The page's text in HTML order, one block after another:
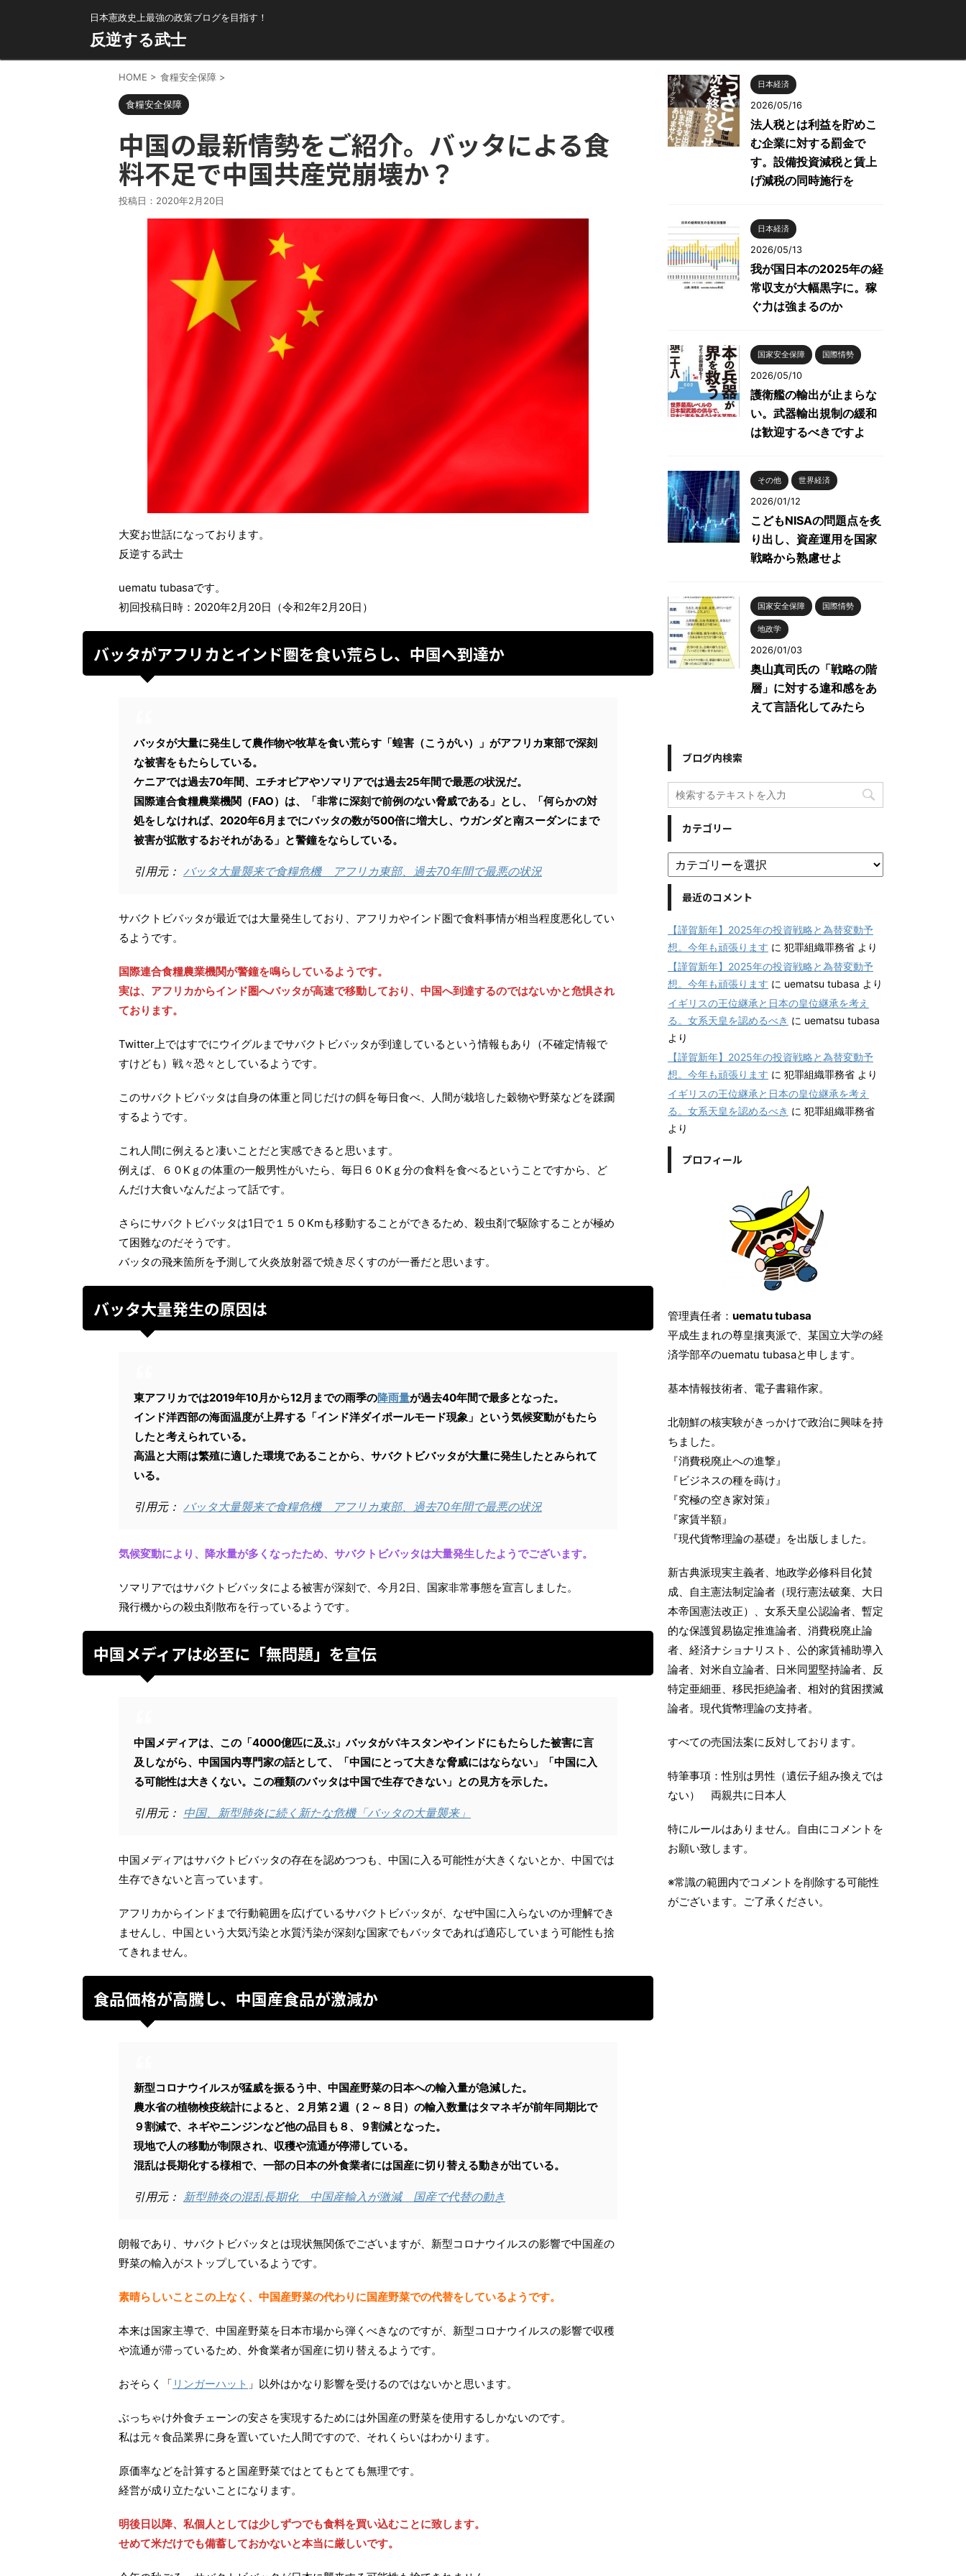
日本憲政史上最強の政策ブログを目指す！
反逆する武士
HOME > 食糧安全保障 >
食糧安全保障
中国の最新情勢をご紹介。バッタによる食
料不足で中国共産党崩壊か？
投稿日： 2020年2月20日
大変お世話になっております。
反逆する武士
uematu tubasaです。
初回投稿日時：2020年2月20日（令和2年2月20日）
バッタがアフリカとインド圏を食い荒らし、中国へ到達か
バッタが大量に発生して農作物や牧草を食い荒らす「蝗害（こうがい）」がアフリカ東部で深刻
な被害をもたらしている。
ケニアでは過去70年間、エチオピアやソマリアでは過去25年間で最悪の状況だ。
国際連合食糧農業機関（FAO）は、「非常に深刻で前例のない脅威である」とし、「何らかの対
処をしなければ、2020年6月までにバッタの数が500倍に増大し、ウガンダと南スーダンにまで
被害が拡散するおそれがある」と警鐘をならしている。
引用元： バッタ大量襲来で食糧危機 アフリカ東部、過去70年間で最悪の状況
サバクトビバッタが最近では大量発生しており、アフリカやインド圏で食料事情が相当程度悪化してい
るようです。
国際連合食糧農業機関が警鐘を鳴らしているようです。
実は、アフリカからインド圏へバッタが高速で移動しており、中国へ到達するのではないかと危惧され
ております。
Twitter上ではすでにウイグルまでサバクトビバッタが到達しているという情報もあり（不確定情報で
すけども）戦々恐々としているようです。
このサバクトビバッタは自身の体重と同じだけの餌を毎日食べ、人間が栽培した穀物や野菜などを蹂躙
するようです。
これ人間に例えると凄いことだと実感できると思います。
例えば、６０Kｇの体重の一般男性がいたら、毎日６０Kｇ分の食料を食べるということですから、ど
んだけ大食いなんだよって話です。
さらにサバクトビバッタは1日で１５０Kmも移動することができるため、殺虫剤で駆除することが極め
て困難なのだそうです。
バッタの飛来箇所を予測して火炎放射器で焼き尽くすのが一番だと思います。
バッタ大量発生の原因は
東アフリカでは2019年10月から12月までの雨季の降雨量が過去40年間で最多となった。
インド洋西部の海面温度が上昇する「インド洋ダイポールモード現象」という気候変動がもたら
したと考えられている。
高温と大雨は繁殖に適した環境であることから、サバクトビバッタが大量に発生したとみられて
いる。
引用元： バッタ大量襲来で食糧危機 アフリカ東部、過去70年間で最悪の状況
気候変動により、降水量が多くなったため、サバクトビバッタは大量発生したようでございます。
ソマリアではサバクトビバッタによる被害が深刻で、今月2日、国家非常事態を宣言しました。
飛行機からの殺虫剤散布を行っているようです。
中国メディアは必至に「無問題」を宣伝
中国メディアは、この「4000億匹に及ぶ」バッタがパキスタンやインドにもたらした被害に言
及しながら、中国国内専門家の話として、「中国にとって大きな脅威にはならない」「中国に入
る可能性は大きくない。この種類のバッタは中国で生存できない」との見方を示した。
引用元： 中国、新型肺炎に続く新たな危機「バッタの大量襲来」
中国メディアはサバクトビバッタの存在を認めつつも、中国に入る可能性が大きくないとか、中国では
生存できないと言っています。
アフリカからインドまで行動範囲を広げているサバクトビバッタが、なぜ中国に入らないのか理解でき
ませんし、中国という大気汚染と水質汚染が深刻な国家でもバッタであれば適応していまう可能性も捨
てきれません。
食品価格が高騰し、中国産食品が激減か
新型コロナウイルスが猛威を振るう中、中国産野菜の日本への輸入量が急減した。
農水省の植物検疫統計によると、２月第２週（２～８日）の輸入数量はタマネギが前年同期比で
９割減で、ネギやニンジンなど他の品目も８、９割減となった。
現地で人の移動が制限され、収穫や流通が停滞している。
混乱は長期化する様相で、一部の日本の外食業者には国産に切り替える動きが出ている。
引用元： 新型肺炎の混乱長期化 中国産輸入が激減 国産で代替の動き
朗報であり、サバクトビバッタとは現状無関係でございますが、新型コロナウイルスの影響で中国産の
野菜の輸入がストップしているようです。
素晴らしいことこの上なく、中国産野菜の代わりに国産野菜での代替をしているようです。
本来は国家主導で、中国産野菜を日本市場から弾くべきなのですが、新型コロナウイルスの影響で収穫
や流通が滞っているため、外食業者が国産に切り替えるようです。
おそらく「 リンガーハット 」以外はかなり影響を受けるのではないかと思います。
ぶっちゃけ外食チェーンの安さを実現するためには外国産の野菜を使用するしかないのです。
私は元々食品業界に身を置いていた人間ですので、それくらいはわかります。
原価率などを計算すると国産野菜ではとてもとても無理です。
経営が成り立たないことになります。
明後日以降、私個人としては少しずつでも食料を買い込むことに致します。
せめて米だけでも備蓄しておかないと本当に厳しいです。
日本経済
2026/05/16
法人税とは利益を貯めこ
む企業に対する罰金で
す。設備投資減税と賃上
げ減税の同時施行を
日本経済
2026/05/13
我が国日本の2025年の経
常収支が大幅黒字に。稼
ぐ力は強まるのか
国家安全保障 国際情勢
2026/05/10
護衛艦の輸出が止まらな
い。武器輸出規制の緩和
は歓迎するべきですよ
その他 世界経済
2026/01/12
こどもNISAの問題点を炙
り出し、資産運用を国家
戦略から熟慮せよ
国家安全保障 国際情勢
地政学
2026/01/03
奥山真司氏の「戦略の階
層」に対する違和感をあ
えて言語化してみたら
ブログ内検索
カテゴリー
最近のコメント
【謹賀新年】2025年の投資戦略と為替変動予
想。今年も頑張ります に 犯罪組織罪務省 より
【謹賀新年】2025年の投資戦略と為替変動予
想。今年も頑張ります に uematsu tubasa より
イギリスの王位継承と日本の皇位継承を考え
る。女系天皇を認めるべき に uematsu tubasa
より
【謹賀新年】2025年の投資戦略と為替変動予
想。今年も頑張ります に 犯罪組織罪務省 より
イギリスの王位継承と日本の皇位継承を考え
る。女系天皇を認めるべき に 犯罪組織罪務省
より
プロフィール
管理責任者： uematu tubasa
平成生まれの尊皇攘夷派で、某国立大学の経
済学部卒のuematu tubasaと申します。
基本情報技術者、電子書籍作家。
北朝鮮の核実験がきっかけで政治に興味を持
ちました。
『消費税廃止への進撃』
『ビジネスの種を蒔け』
『究極の空き家対策』
『家賃半額』
『現代貨幣理論の基礎』を出版しました。
新古典派現実主義者、地政学必修科目化賛
成、自主憲法制定論者（現行憲法破棄、大日
本帝国憲法改正）、女系天皇公認論者、暫定
的な保護貿易協定推進論者、消費税廃止論
者、経済ナショナリスト、公的家賃補助導入
論者、対米自立論者、日米同盟堅持論者、反
特定亜細亜、移民拒絶論者、相対的貧困撲滅
論者。現代貨幣理論の支持者。
すべての売国法案に反対しております。
特筆事項：性別は男性（遺伝子組み換えでは
ない） 両親共に日本人
特にルールはありません。自由にコメントを
お願い致します。
※常識の範囲内でコメントを削除する可能性
がございます。ご了承ください。